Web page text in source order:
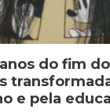
do fim
e pela